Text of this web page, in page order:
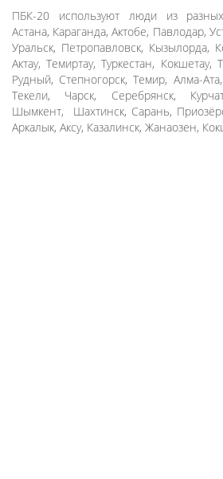
ПБК-20 используют люди из разных
Астана, Караганда, Актобе, Павлодар,
Уральск, Петропавловск, Кызылорда,
Актау, Темиртау, Туркестан, Кокшетау,
Рудный, Степногорск, Темир, Алма-
Текели, Чарск, Серебрянск,
Шымкент, Шахтинск, Сарань,
Аркалык, Аксу, Казалинск, Жанаозен,